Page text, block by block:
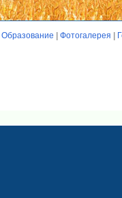
Образование Фотогалерея